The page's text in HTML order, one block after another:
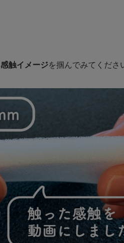
感触イメージを掴んでみてくださ